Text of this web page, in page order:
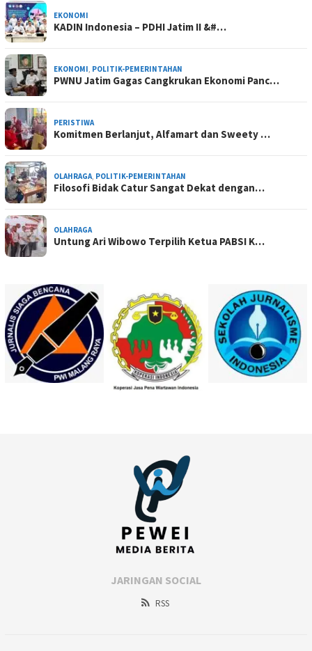
EKONOMI
KADIN Indonesia – PDHI Jatim II &#…
EKONOMI, POLITIK-PEMERINTAHAN
PWNU Jatim Gagas Cangkrukan Ekonomi Panc…
PERISTIWA
Komitmen Berlanjut, Alfamart dan Sweety …
OLAHRAGA, POLITIK-PEMERINTAHAN
Filosofi Bidak Catur Sangat Dekat dengan…
OLAHRAGA
Untung Ari Wibowo Terpilih Ketua PABSI K…
JARINGAN SOCIAL
RSS